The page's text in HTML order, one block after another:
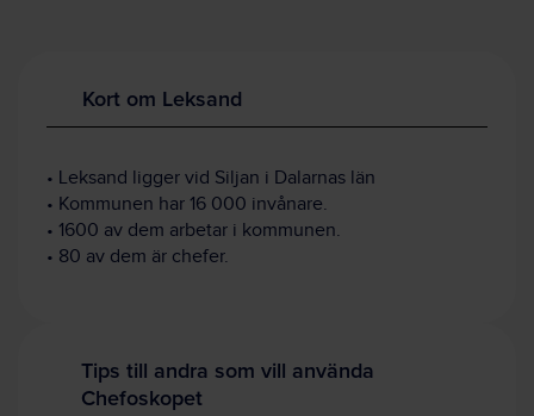
Kort om Leksand
• Leksand ligger vid Siljan i Dalarnas län
• Kommunen har 16 000 invånare.
• 1600 av dem arbetar i kommunen.
• 80 av dem är chefer.
Tips till andra som vill använda
Chefoskopet